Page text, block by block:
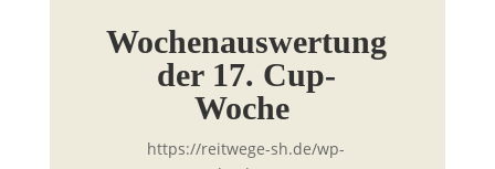
Wochenauswertung
der 17. Cup-
Woche
https://reitwege-sh.de/wp-